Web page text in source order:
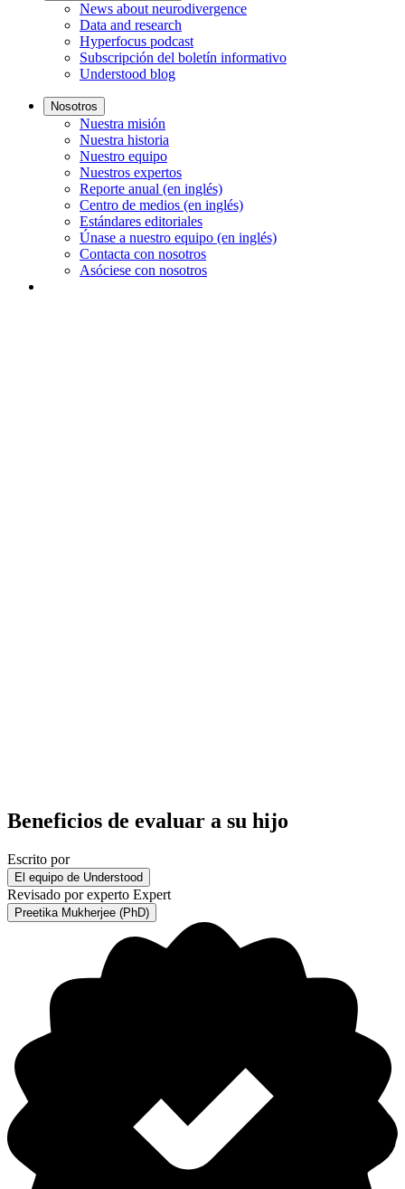
News about neurodivergence
Data and research
Hyperfocus podcast
Subscripción del boletín informativo
Understood blog
Nosotros
Nuestra misión
Nuestra historia
Nuestro equipo
Nuestros expertos
Reporte anual (en inglés)
Centro de medios (en inglés)
Estándares editoriales
Únase a nuestro equipo (en inglés)
Contacta con nosotros
Asóciese con nosotros
Beneficios de evaluar a su hijo
Escrito por
El equipo de Understood
Revisado por experto Expert
Preetika Mukherjee (PhD)